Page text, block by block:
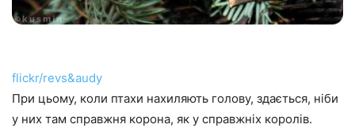
flickr/revs&audy
При цьому, коли птахи нахиляють голову, здається, ніби
у них там справжня корона, як у справжніх королів.